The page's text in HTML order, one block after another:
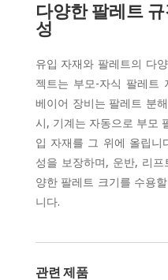
다양한 팔레트
성
유입 자재와 팔레트의 다
젝트는 부모-자식 팔레트
베이어 장비는 팔레트 분
시, 기계는 자동으로 부모
입 자재를 그 위에 올립니
성을 보장하며, 운반, 리
양한 팔레트 크기를 수용
니다.
관련 제품